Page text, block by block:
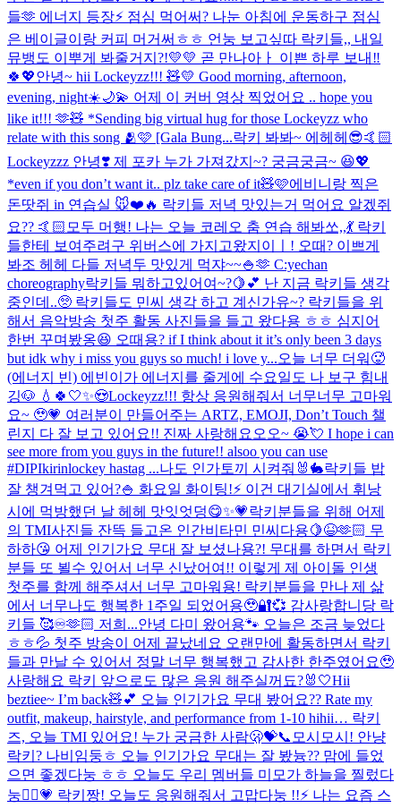
들🫶 에너지 등장⚡️ 점심 먹어써? 나눈 아침에 운동하구 점심
은 베이글이랑 커피 머거써ㅎㅎ 언눙 보고싶따 락키들,, 내일
뮤뱅도 이뿌게 봐줄거지?!💛💛 곧 만나아ㅏ 이쁜 하루 보내‼️
🍀💖안녕~ hii Lockeyzz!!! 🧸💛 Good morning, afternoon,
evening, night☀️🌙💫 어제 이 커버 영상 찍었어요 .. hope you
like it!!! 🫶🧸 *Sending big virtual hug for those Lockeyzz who
relate with this song 🫂🩷 [Gala Bung...락키 봐봐~ 에헤헤😎🤙🏻
Lockeyzzz 안녕❣️ 제 포카 누가 가져갔지~? 궁금궁금~ 😆💖
*even if you don’t want it.. plz take care of it🧸🩷에비니랑 찍은
돈땃쥐 in 연습실 🐭❤️🔥 락키들 저녁 맛있는거 먹어요 알겠쥐
요?? 🤙🏻 모두 머행! 나는 오늘 코레오 춤 연습 해봐쏘,,💃 락키
들한테 보여주려구 위버스에 가지고왔지이ㅣ! 오때? 이쁘게
봐조 헤헤 다들 저녁두 맛있게 먹쟈~~🍚🫶 C:yechan
choreography락키들 뭐하고있어여~?🍋💕 난 지금 락키들 생각
중인데..🥺 락키들도 민씨 생각 하고 계신가유~? 락키들을 위
해서 음악방송 첫주 활동 사진들을 들고 왔다용 ㅎㅎ 심지어
한번 꾸며봤옹😆 오때용? if I think about it it’s only been 3 days
but idk why i miss you guys so much! i love y...오늘 너무 더워🥵
(에너지 빈) 에빈이가 에너지를 줄게에 수요일도 나 보구 힘내
깅🐶 💧🍀🤍✨😍Lockeyzz!!! 항상 응원해줘서 너무너무 고마워
요~ 🥹💗 여러분이 만들어주는 ARTZ, EMOJI, Don’t Touch 챌
린지 다 잘 보고 있어요!! 진짜 사랑해요오오~ 😭💘 I hope i can
see more from you guys in the future!! alsoo you can use
#DIPIkirinlockey hastag ...나도 인가토끼 시켜줘🐰🐇락키들 밥
잘 챙겨먹고 있어?🍚 화요일 화이팅!⚡️ 이건 대기실에서 휘낭
시에 먹방했던 날 헤헤 맛잇엇덩😋✨💗락키분들을 위해 어제
의 TMI사진들 잔뜩 들고온 인간비타민 민씨다용🍋😆🫶🏻 무
하하😘 어제 인기가요 무대 잘 보셨나용?! 무대를 하면서 락키
분들 또 뵐수 있어서 너무 신났어여!! 이렇게 제 아이돌 인생
첫주를 함께 해주셔서 너무 고마워용! 락키분들을 만나 제 삶
에서 너무나도 행복한 1주일 되었어용🥹🔐💞 감사랑합니당 락
키들 🥰♾️🫶🏻 저희...안녕 다미 왔어용🐾 오늘은 조금 늦었다
ㅎㅎ💦 첫주 방송이 어제 끝났네요 오랜만에 활동하면서 락키
들과 만날 수 있어서 정말 너무 행복했고 감사한 한주였어요🥹
사랑해요 락키 앞으로도 많은 응원 해주실꺼됴?🐰🤍Hii
beztiee~ I’m back🧸💕 오늘 인기가요 무대 봤어요?? Rate my
outfit, makeup, hairstyle, and performance from 1-10 hihii… 락키
즈, 오늘 TMI 있어요! 누가 궁금한 사람🫢💝📞모시모시! 안냥
락키? 나비임둥ㅎ 오늘 인기가요 무대는 잘 봤늉?? 맘에 들었
으면 좋겠다눙 ㅎㅎ 오늘도 우리 멤버들 미모가 하늘을 찔렀다
눙🤦‍♀️💗 락키짱! 오늘도 응원해줘서 고맙다눙 !!⚡️ 나는 요즘 스